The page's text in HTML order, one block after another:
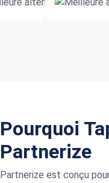
Pourquoi
Partnerize
Partnerize est conçu